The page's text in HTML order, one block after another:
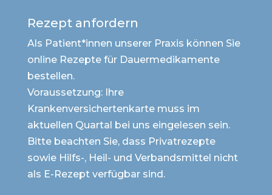
Rezept anfordern
Als Patient*innen unserer Praxis können Sie
online Rezepte für Dauermedikamente
bestellen.
Voraussetzung: Ihre
Krankenversichertenkarte muss im
aktuellen Quartal bei uns eingelesen sein.
Bitte beachten Sie, dass Privatrezepte
sowie Hilfs-, Heil- und Verbandsmittel nicht
als E-Rezept verfügbar sind.